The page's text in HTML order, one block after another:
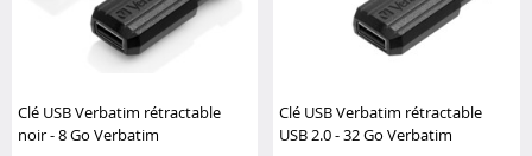
Clé USB Verbatim rétractable
noir - 8 Go Verbatim
Clé USB Verbatim rétractable
USB 2.0 - 32 Go Verbatim